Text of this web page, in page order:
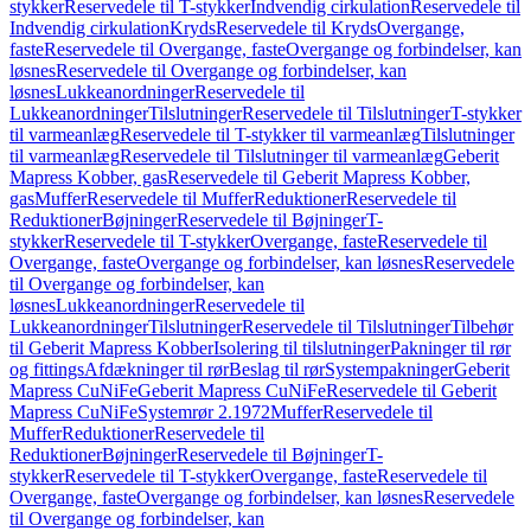
stykkerReservedele til T-stykkerIndvendig cirkulationReservedele til
Indvendig cirkulationKrydsReservedele til KrydsOvergange,
fasteReservedele til Overgange, fasteOvergange og forbindelser, kan
løsnesReservedele til Overgange og forbindelser, kan
løsnesLukkeanordningerReservedele til
LukkeanordningerTilslutningerReservedele til TilslutningerT-stykker
til varmeanlægReservedele til T-stykker til varmeanlægTilslutninger
til varmeanlægReservedele til Tilslutninger til varmeanlægGeberit
Mapress Kobber, gasReservedele til Geberit Mapress Kobber,
gasMufferReservedele til MufferReduktionerReservedele til
ReduktionerBøjningerReservedele til BøjningerT-
stykkerReservedele til T-stykkerOvergange, fasteReservedele til
Overgange, fasteOvergange og forbindelser, kan løsnesReservedele
til Overgange og forbindelser, kan
løsnesLukkeanordningerReservedele til
LukkeanordningerTilslutningerReservedele til TilslutningerTilbehør
til Geberit Mapress KobberIsolering til tilslutningerPakninger til rør
og fittingsAfdækninger til rørBeslag til rørSystempakningerGeberit
Mapress CuNiFeGeberit Mapress CuNiFeReservedele til Geberit
Mapress CuNiFeSystemrør 2.1972MufferReservedele til
MufferReduktionerReservedele til
ReduktionerBøjningerReservedele til BøjningerT-
stykkerReservedele til T-stykkerOvergange, fasteReservedele til
Overgange, fasteOvergange og forbindelser, kan løsnesReservedele
til Overgange og forbindelser, kan